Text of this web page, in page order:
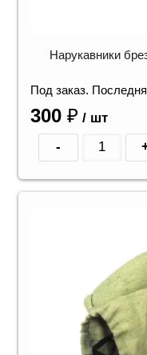
Нарукавники
Под заказ.
300 ₽ / шт
-